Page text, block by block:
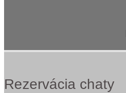
Rezervácia chaty